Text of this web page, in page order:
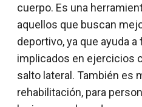
cuerpo. Es una
aquellos que buscan
deportivo, ya que ayuda
implicados en ejercicios
salto lateral. También es
rehabilitación, para